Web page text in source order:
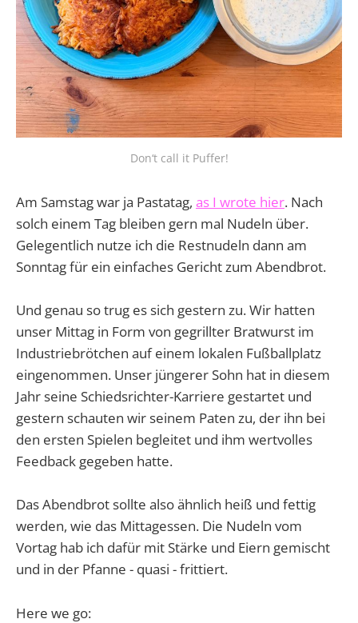
Don‘t call it Puffer!
Am Samstag war ja Pastatag, as I wrote hier. Nach
solch einem Tag bleiben gern mal Nudeln über.
Gelegentlich nutze ich die Restnudeln dann am
Sonntag für ein einfaches Gericht zum Abendbrot.
Und genau so trug es sich gestern zu. Wir hatten
unser Mittag in Form von gegrillter Bratwurst im
Industriebrötchen auf einem lokalen Fußballplatz
eingenommen. Unser jüngerer Sohn hat in diesem
Jahr seine Schiedsrichter-Karriere gestartet und
gestern schauten wir seinem Paten zu, der ihn bei
den ersten Spielen begleitet und ihm wertvolles
Feedback gegeben hatte.
Das Abendbrot sollte also ähnlich heiß und fettig
werden, wie das Mittagessen. Die Nudeln vom
Vortag hab ich dafür mit Stärke und Eiern gemischt
und in der Pfanne - quasi - frittiert.
Here we go: